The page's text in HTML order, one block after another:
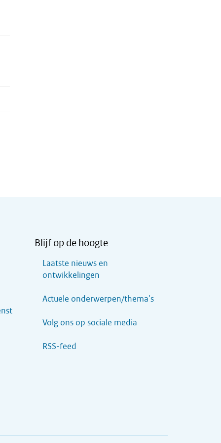
Blijf op de hoogte
Laatste nieuws en
ontwikkelingen
Actuele onderwerpen/thema's
Volg ons op sociale media
RSS-feed